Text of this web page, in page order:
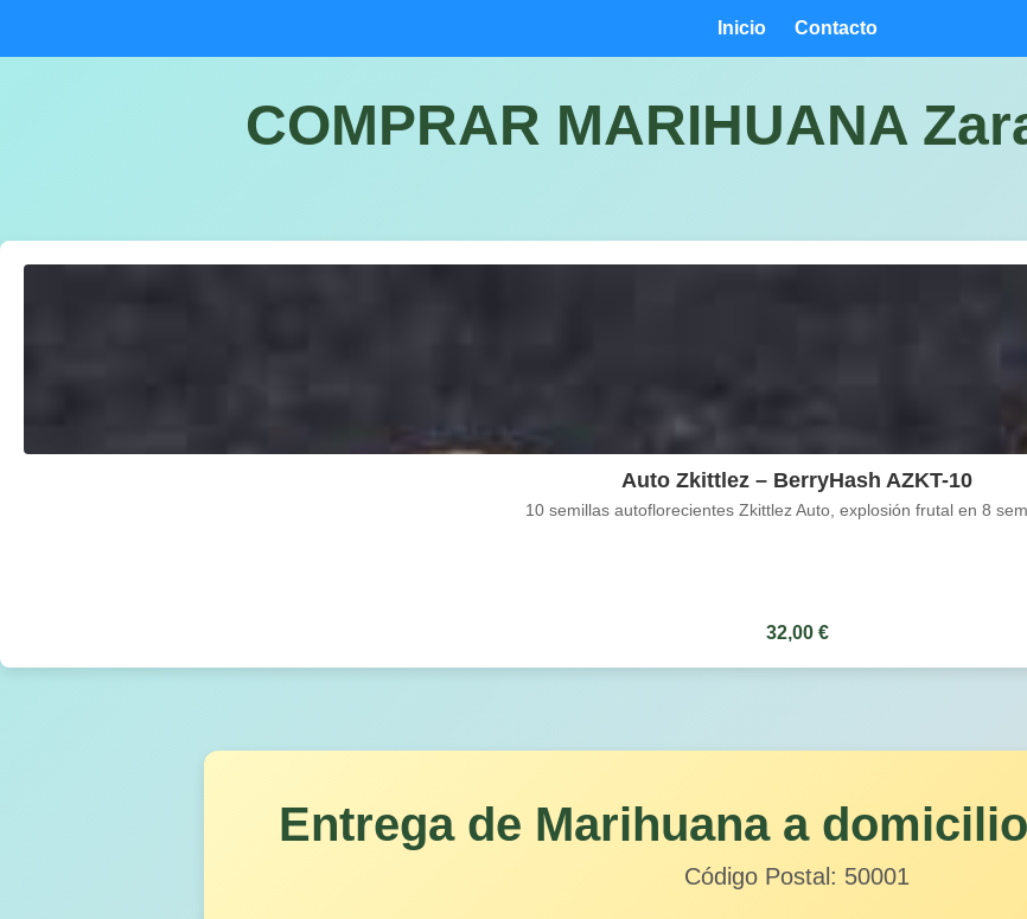
Inicio Contacto
COMPRAR MARIHUANA
Auto Zkittlez – BerryHash AZKT-10
10 semillas autoflorecientes Zkittlez Auto, explosión frutal en 8
32,00 €
Entrega de Marihuana a
Código Postal: 50001